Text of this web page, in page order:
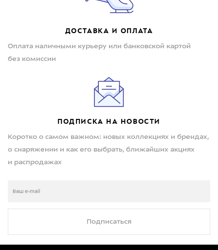
ДОСТАВКА И ОПЛАТА
Оплата наличными курьеру или банковской картой
без комиссии
ПОДПИСКА НА НОВОСТИ
Коротко о самом важном: новых коллекциях и брендах,
о снаряжении и как его выбрать, ближайших акциях
и распродажах
Подписаться